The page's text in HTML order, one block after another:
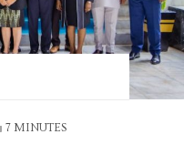
7 MINUTES